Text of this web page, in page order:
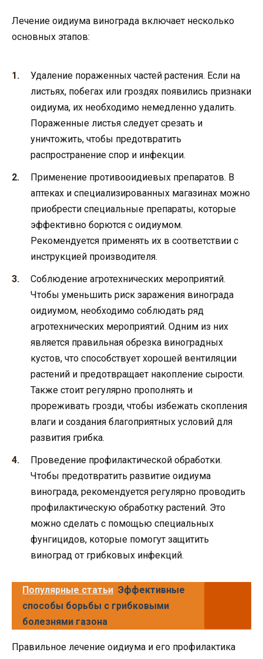
Лечение оидиума винограда включает несколько
основных этапов:
Удаление пораженных частей растения. Если на
листьях, побегах или гроздях появились признаки
оидиума, их необходимо немедленно удалить.
Пораженные листья следует срезать и
уничтожить, чтобы предотвратить
распространение спор и инфекции.
Применение противооидиевых препаратов. В
аптеках и специализированных магазинах можно
приобрести специальные препараты, которые
эффективно борются с оидиумом.
Рекомендуется применять их в соответствии с
инструкцией производителя.
Соблюдение агротехнических мероприятий.
Чтобы уменьшить риск заражения винограда
оидиумом, необходимо соблюдать ряд
агротехнических мероприятий. Одним из них
является правильная обрезка виноградных
кустов, что способствует хорошей вентиляции
растений и предотвращает накопление сырости.
Также стоит регулярно прополнять и
прореживать грозди, чтобы избежать скопления
влаги и создания благоприятных условий для
развития грибка.
Проведение профилактической обработки.
Чтобы предотвратить развитие оидиума
винограда, рекомендуется регулярно проводить
профилактическую обработку растений. Это
можно сделать с помощью специальных
фунгицидов, которые помогут защитить
виноград от грибковых инфекций.
Популярные статьи Эффективные
способы борьбы с грибковыми
болезнями газона
Правильное лечение оидиума и его профилактика